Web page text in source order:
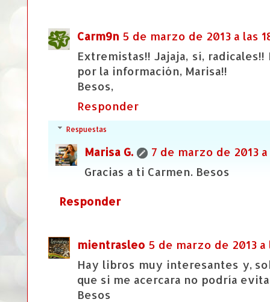
Carm9n 5 de marzo de 2013 a las
Extremistas!! Jajaja, sí,
por la información, Marisa!!
Besos,
Responder
Respuestas
Marisa G.
7 de marzo de 2013
Gracias a ti Carmen. Besos
Responder
mientrasleo 5 de marzo de 2013 a
Hay libros muy interesantes y,
que si me acercara no podría
Besos